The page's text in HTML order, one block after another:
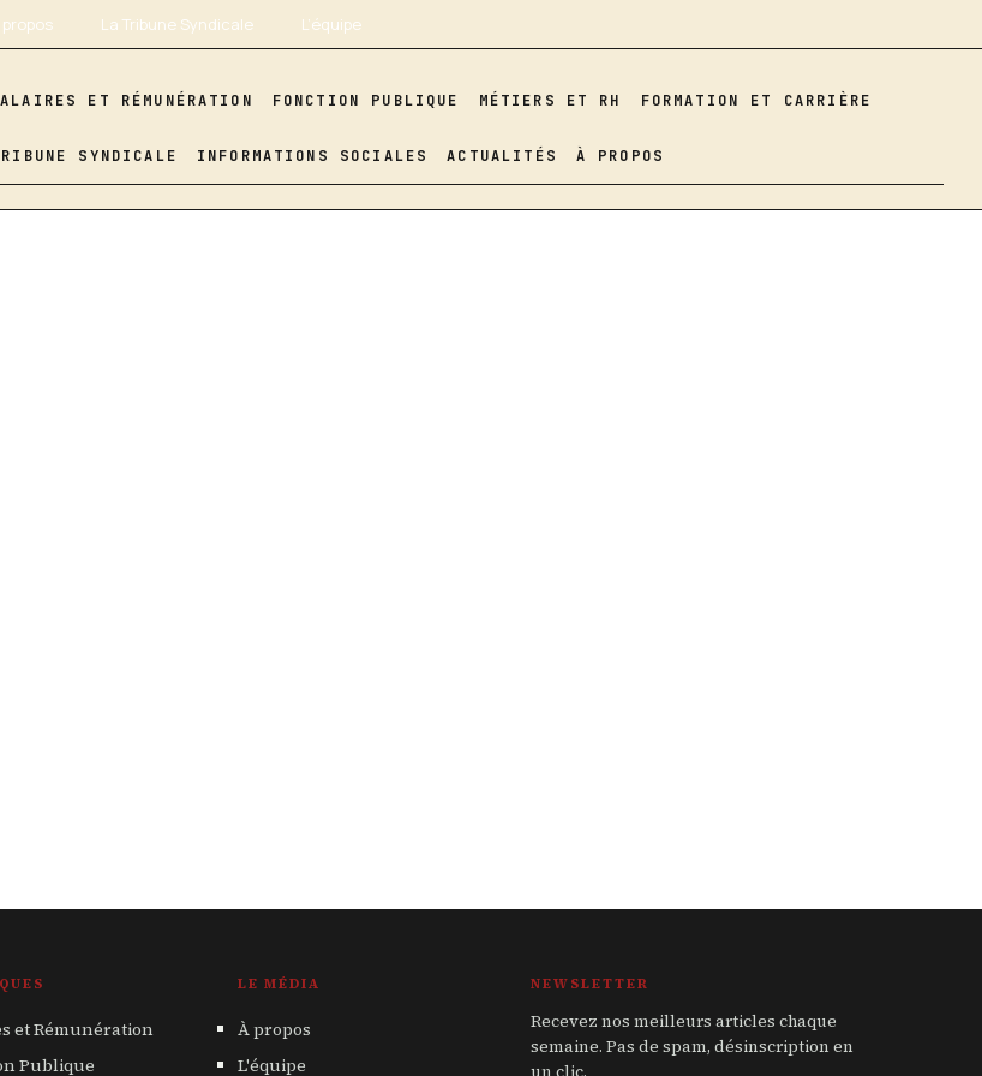
propos La Tribune Syndicale L’équipe
ET RÉMUNÉRATION FONCTION PUBLIQUE MÉTIERS ET RH FORMATION ET CARRIÈRE
SYNDICALE INFORMATIONS SOCIALES ACTUALITÉS À PROPOS
et Rémunération
Publique
LE MÉDIA
À propos
L'équipe
NEWSLETTER
Recevez nos meilleurs articles chaque
semaine. Pas de spam, désinscription en